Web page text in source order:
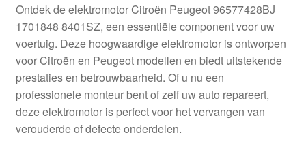
Contact
Kassa
Klachten
Klachtenprocedure
Ontdek de elektromotor Citroën Peugeot 96577428BJ
1701848 8401SZ, een essentiële component voor uw
voertuig. Deze hoogwaardige elektromotor is ontworpen
voor Citroën en Peugeot modellen en biedt uitstekende
prestaties en betrouwbaarheid. Of u nu een
professionele monteur bent of zelf uw auto repareert,
deze elektromotor is perfect voor het vervangen van
verouderde of defecte onderdelen.